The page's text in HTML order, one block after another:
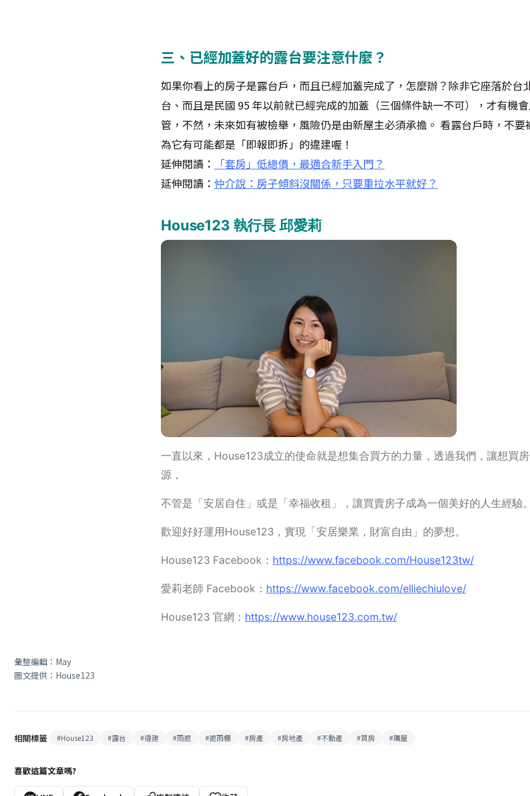
三、已經加蓋好的露台要注意什麼？
如果你看上的房子是露台戶，而且已經加蓋完成了，怎麼辦？除非它座落於台
台、而且是民國 95 年以前就已經完成的加蓋（三個條件缺一不可），才有機
管，不然，未來如有被檢舉，風險仍是由新屋主必須承擔。 看露台戶時，不
為它有可能都是「即報即拆」的違建喔！
延伸閱讀：
「套房」低總價，最適合新手入門？
延伸閱讀： 仲介說：房子傾斜沒關係，只要重拉水平就好？
House123 執行長 邱愛莉
一直以來，House123成立的使命就是想集合買方的力量，透過我們，讓想買
源，
不管是「安居自住」或是「幸福收租」，讓買賣房子成為一個美好的人生經驗。
歡迎好好運用House123，實現「安居樂業，財富自由」的夢想。
House123 Facebook： https://www.facebook.com/House123tw/
愛莉老師 Facebook： https://www.facebook.com/elliechiulove/
House123 官網： https://www.house123.com.tw/
彙整編輯：May
圖文提供：House123
相關標籤 #House123 #露台 #違建 #雨遮 #遮雨棚 #房產 #房地產 #不動產 #買房 #購屋
喜歡這篇文章嗎?